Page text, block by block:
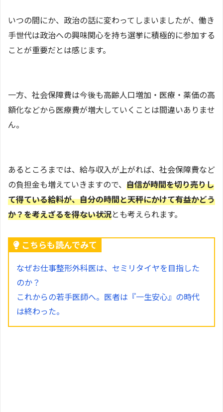
いつの間にか、政治の話に変わってしまいましたが、働き
手世代は政治への興味関心を持ち選挙に積極的に参加する
ことが重要だとは感じます。
一方、社会保障費は今後も高齢人口増加・医療・薬価の高
額化などから医療費が増大していくことは間違いありませ
ん。
あるところまでは、給与収入が上がれば、社会保障費など
の負担金も増えていきますので、 自信が時間を切り売りし
て得ている給料が、自分の時間と天秤にかけて有益かどう
か？を考えざるを得ない状況とも考えられます。
こちらも読んでみて
なぜお仕事整形外科医は、セミリタイヤを目指した
のか？
これからの若手医師へ。医者は『一生安心』の時代
は終わった。